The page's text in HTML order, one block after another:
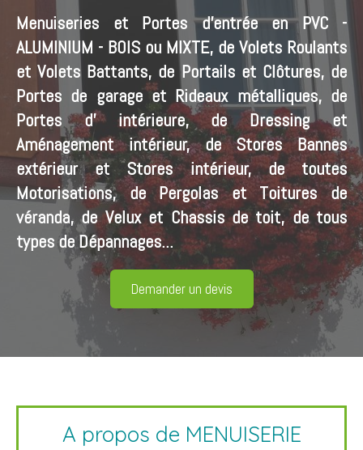
Menuiseries et Portes d'entrée en PVC -
ALUMINIUM - BOIS ou MIXTE, de Volets Roulants
et Volets Battants, de Portails et Clôtures, de
Portes de garage et Rideaux métalliques, de
Portes d' intérieure, de Dressing et
Aménagement intérieur, de Stores Bannes
extérieur et Stores intérieur, de toutes
Motorisations, de Pergolas et Toitures de
véranda, de Velux et Chassis de toit, de tous
types de Dépannages...
Demander un devis
A propos de MENUISERIE